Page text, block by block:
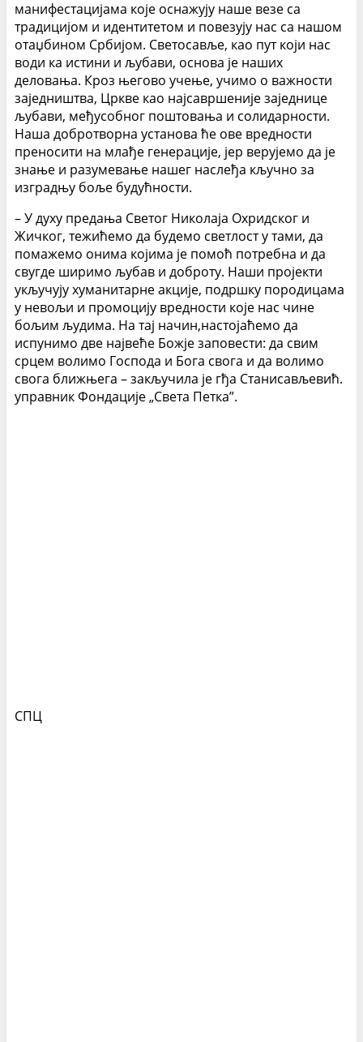
манифестацијама које оснажују наше везе са
традицијом и идентитетом и повезују нас са нашом
отаџбином Србијом. Светосавље, као пут који нас
води ка истини и љубави, основа је наших
деловања. Кроз његово учење, учимо о важности
заједништва, Цркве као најсавршеније заједнице
љубави, међусобног поштовања и солидарности.
Наша добротворна установа ће ове вредности
преносити на млађе генерације, јер верујемо да је
знање и разумевање нашег наслеђа кључно за
изградњу боље будућности.
– У духу предања Светог Николаја Охридског и
Жичког, тежићемо да будемо светлост у тами, да
помажемо онима којима је помоћ потребна и да
свугде ширимо љубав и доброту. Наши пројекти
укључују хуманитарне акције, подршку породицама
у невољи и промоцију вредности које нас чине
бољим људима. На тај начин,настојаћемо да
испунимо две највеће Божје заповести: да свим
срцем волимо Господа и Бога свога и да волимо
свога ближњега – закључила је гђа Станисављевић.
управник Фондације „Света Петка”.
СПЦ